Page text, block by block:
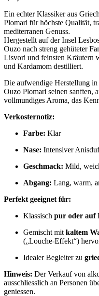
Ein echter Klassiker aus
Plomari für höchste Qualität,
mediterranen Genuss.
Hergestellt auf der Insel
Ouzo nach streng gehüteter
Lisvori und feinsten Kräutern
und Kardamom destilliert.
Die aufwendige Herstellung
Ouzo Plomari seinen sanften,
vollmundiges Aroma, das
Verkosternotiz:
Farbe: Klar
Nase: Intensiver
Geschmack: Mild,
Abgang: Lang, warm,
Perfekt geeignet für:
Klassisch pur oder auf
Gemischt mit kaltem
(„Louche-Effekt“)
Idealer Begleiter zu
Hinweis: Der Verkauf von
ausschliesslich an Personen
geniessen.